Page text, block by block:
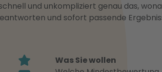
und unkompliziert genau das,
und sofort passende
Was Sie wollen